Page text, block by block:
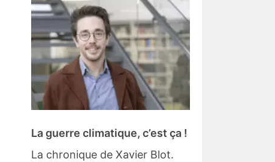
La guerre climatique, c’est ça !
La chronique de Xavier Blot.